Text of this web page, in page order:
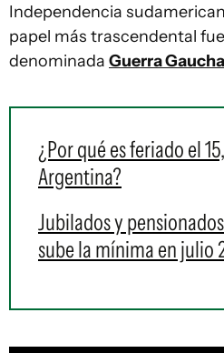
Independencia
papel más trascendental
denominada Guerra Gaucha
¿Por qué es feriado el
Argentina?
Jubilados y
sube la mínima en julio